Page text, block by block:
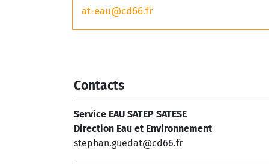
at-eau@cd66.fr
Contacts
Service EAU SATEP SATESE
Direction Eau et Environnement
stephan.guedat@cd66.fr